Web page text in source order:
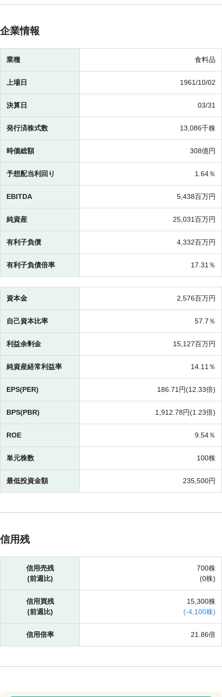
企業情報
業種 食料品
上場日 1961/10/02
決算日 03/31
発行済株式数 13,086千株
時価総額 308億円
予想配当利回り 1.64％
EBITDA 5,438百万円
純資産 25,031百万円
有利子負債 4,332百万円
有利子負債倍率 17.31％
資本金 2,576百万円
自己資本比率 57.7％
利益余剰金 15,127百万円
純資産経常利益率 14.11％
EPS(PER) 186.71円(12.33倍)
BPS(PBR) 1,912.78円(1.23倍)
ROE 9.54％
単元株数 100株
最低投資金額 235,500円
信用残
信用売残
(前週比)
700株
(0株)
信用買残
(前週比)
15,300株
(-4,100株)
信用倍率 21.86倍